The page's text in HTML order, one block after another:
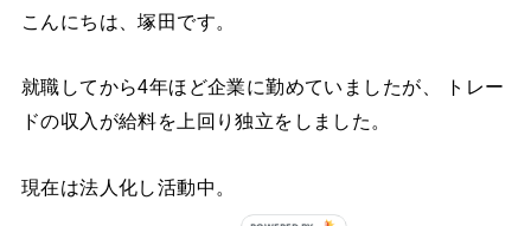
こんにちは、塚田です。
就職してから4年ほど企業に勤めていましたが、 トレー
ドの収入が給料を上回り独立をしました。
現在は法人化し活動中。